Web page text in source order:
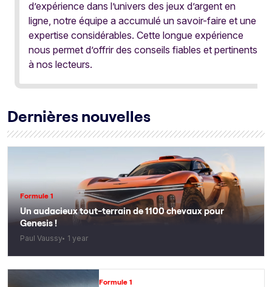
d’expérience dans l’univers des jeux d’argent en
ligne, notre équipe a accumulé un savoir-faire et une
expertise considérables. Cette longue expérience
nous permet d’offrir des conseils fiables et pertinents
à nos lecteurs.
Dernières nouvelles
Formule 1
Un audacieux tout-terrain de 1100 chevaux pour
Genesis !
Paul Vaussy 1 year
Formule 1